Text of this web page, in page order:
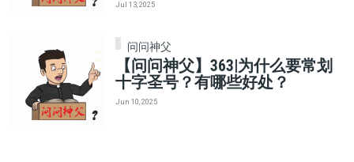
Jul 13, 2025
问问神父
【问问神父】363|为什么要常划
十字圣号？有哪些好处？
Jun 10, 2025